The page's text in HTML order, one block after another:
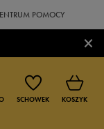
POMOCY
×
SCHOWEK KOSZYK